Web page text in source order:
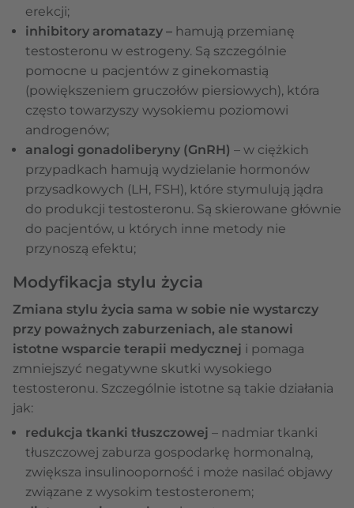
erekcji;
inhibitory aromatazy – hamują przemianę
testosteronu w estrogeny. Są szczególnie
pomocne u pacjentów z ginekomastią
(powiększeniem gruczołów piersiowych), która
często towarzyszy wysokiemu poziomowi
androgenów;
analogi gonadoliberyny (GnRH) – w ciężkich
przypadkach hamują wydzielanie hormonów
przysadkowych (LH, FSH), które stymulują jądra
do produkcji testosteronu. Są skierowane głównie
do pacjentów, u których inne metody nie
przynoszą efektu;
Modyfikacja stylu życia
Zmiana stylu życia sama w sobie nie wystarczy
przy poważnych zaburzeniach, ale stanowi
istotne wsparcie terapii medycznej i pomaga
zmniejszyć negatywne skutki wysokiego
testosteronu. Szczególnie istotne są takie działania
jak:
redukcja tkanki tłuszczowej – nadmiar tkanki
tłuszczowej zaburza gospodarkę hormonalną,
zwiększa insulinooporność i może nasilać objawy
związane z wysokim testosteronem;